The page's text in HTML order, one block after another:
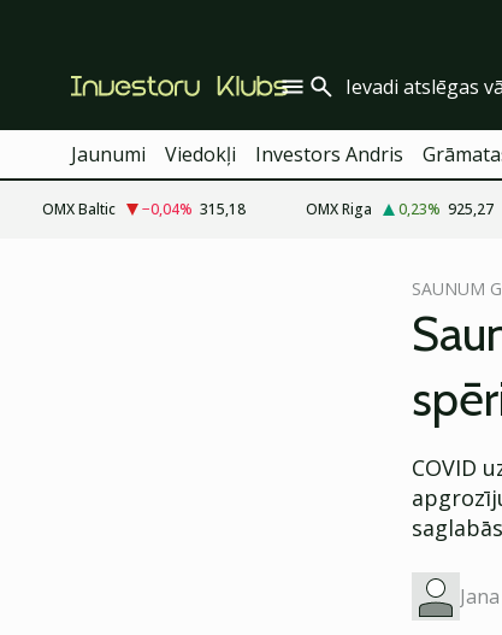
Jaunumi Viedokļi Investors Andris
OMX Baltic −0,04% 315,18 OMX Riga 0,23% 925,27
SAUNUM
COVID